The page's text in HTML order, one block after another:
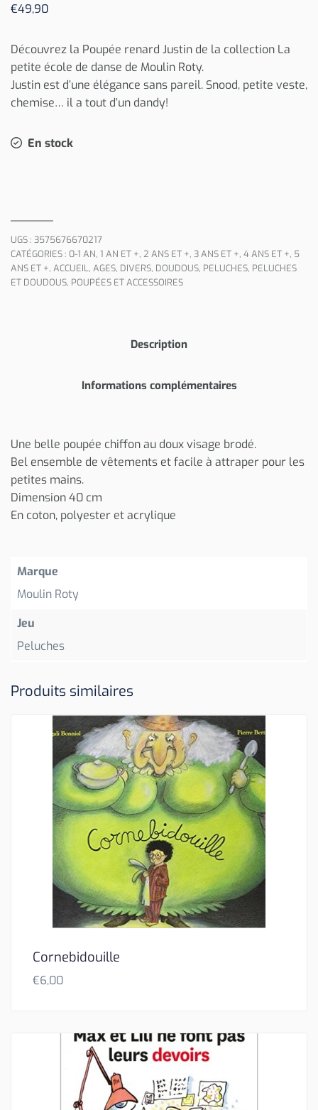
€49,90
Découvrez la Poupée renard Justin de la collection La
petite école de danse de Moulin Roty.
Justin est d’une élégance sans pareil. Snood, petite veste,
chemise… il a tout d’un dandy!
En stock
UGS : 3575676670217
CATÉGORIES : 0-1 AN, 1 AN ET +, 2 ANS ET +, 3 ANS ET +, 4 ANS ET +, 5
ANS ET +, ACCUEIL, AGES, DIVERS, DOUDOUS, PELUCHES, PELUCHES
ET DOUDOUS, POUPÉES ET ACCESSOIRES
Description
Informations complémentaires
Une belle poupée chiffon au doux visage brodé.
Bel ensemble de vêtements et facile à attraper pour les
petites mains.
Dimension 40 cm
En coton, polyester et acrylique
Marque
Moulin Roty
Jeu
Peluches
Produits similaires
Cornebidouille
€6,00